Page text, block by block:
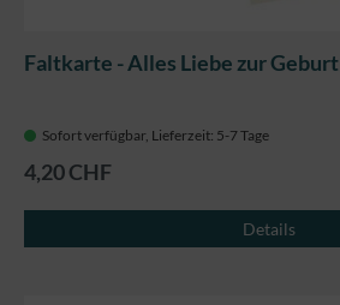
Faltkarte - Alles Liebe zur Geburt
Sofort verfügbar, Lieferzeit: 5-7 Tage
4,20 CHF
Details